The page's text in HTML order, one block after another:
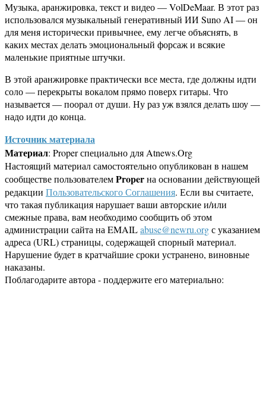
Музыка, аранжировка, текст и видео — VolDeMaar. В этот раз
использовался музыкальный генеративный ИИ Suno AI — он
для меня исторически привычнее, ему легче объяснять, в
каких местах делать эмоциональный форсаж и всякие
маленькие приятные штучки.
В этой аранжировке практически все места, где должны идти
соло — перекрыты вокалом прямо поверх гитары. Что
называется — поорал от души. Ну раз уж взялся делать шоу —
надо идти до конца.
Источник материала
Материал: Proper специально для Atnews.Org
Настоящий материал самостоятельно опубликован в нашем
сообществе пользователемProperна основании действующей
редакции Пользовательского Соглашения. Если вы считаете,
что такая публикация нарушает ваши авторские и/или
смежные права, вам необходимо сообщить об этом
администрации сайта на EMAILabuse@newru.orgс указанием
адреса (URL) страницы, содержащей спорный материал.
Нарушение будет в кратчайшие сроки устранено, виновные
наказаны.
Поблагодарите автора - поддержите его материально: